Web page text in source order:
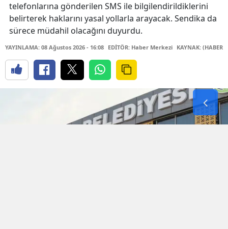
telefonlarına gönderilen SMS ile bilgilendirildiklerini
belirterek haklarını yasal yollarla arayacak. Sendika da
sürece müdahil olacağını duyurdu.
YAYINLAMA: 08 Ağustos 2026 - 16:08 EDİTÖR: Haber Merkezi KAYNAK: (HABER